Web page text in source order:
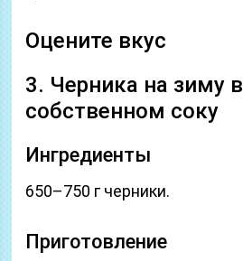
Оцените вкус
3. Черника на зиму в
собственном соку
Ингредиенты
650–750 г черники.
Приготовление